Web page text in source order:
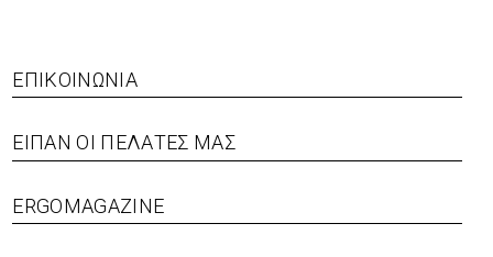
Footer
menu
ΕΠΙΚΟΙΝΩΝΊΑ
ΕΊΠΑΝ ΟΙ ΠΕΛΆΤΕΣ ΜΑΣ
ERGOMAGAZINE